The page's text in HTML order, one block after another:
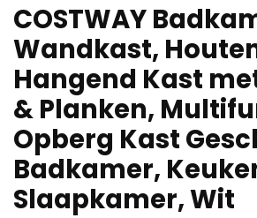
COSTWAY
Wandkast,
Hangend Kast
& Planken,
Opberg Kast
Badkamer,
Slaapkamer, Wit